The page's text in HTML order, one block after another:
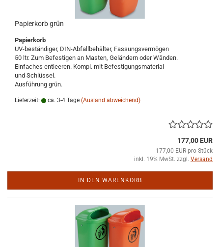
Papierkorb grün
Papierkorb
UV-beständiger, DIN-Abfallbehälter, Fassungsvermögen
50 ltr. Zum Befestigen an Masten, Geländern oder Wänden.
Einfaches entleeren. Kompl. mit Befestigungsmaterial
und Schlüssel.
Ausführung grün.
Lieferzeit: ca. 3-4 Tage (Ausland abweichend)
177,00 EUR
177,00 EUR pro Stück
inkl. 19% MwSt. zzgl. Versand
IN DEN WARENKORB